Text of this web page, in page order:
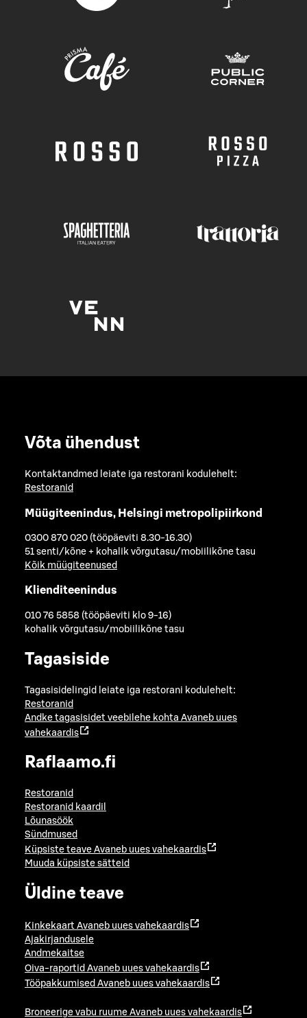
Võta ühendust
Kontaktandmed leiate iga restorani kodulehelt:
Restoranid
Müügiteenindus, Helsingi metropolipiirkond
0300 870 020 (tööpäeviti 8.30-16.30)
51 senti/kõne + kohalik võrgutasu/mobiilikõne tasu
Kõik müügiteenused
Klienditeenindus
010 76 5858 (tööpäeviti klo 9-16)
kohalik võrgutasu/mobiilikõne tasu
Tagasiside
Tagasisidelingid leiate iga restorani kodulehelt:
Restoranid
Andke tagasisidet veebilehe kohta Avaneb uues
vahekaardis
Raflaamo.fi
Restoranid
Restoranid kaardil
Lõunasöök
Sündmused
Küpsiste teave Avaneb uues vahekaardis
Muuda küpsiste sätteid
Üldine teave
Kinkekaart Avaneb uues vahekaardis
Ajakirjandusele
Andmekaitse
Oiva-raportid Avaneb uues vahekaardis
Tööpakkumised Avaneb uues vahekaardis
Broneerige vabu ruume Avaneb uues vahekaardis